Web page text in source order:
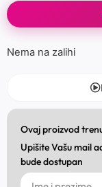
Nema na zalihi
Ovaj proizvod
Upišite Vašu mail
bude dostupan